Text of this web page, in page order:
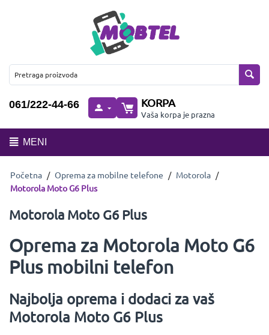
061/222-44-66 KORPA
Vaša korpa je prazna
MENI
Početna / Oprema za mobilne telefone / Motorola /
Motorola Moto G6 Plus
Motorola Moto G6 Plus
Oprema za Motorola Moto G6
Plus mobilni telefon
Najbolja oprema i dodaci za vaš
Motorola Moto G6 Plus